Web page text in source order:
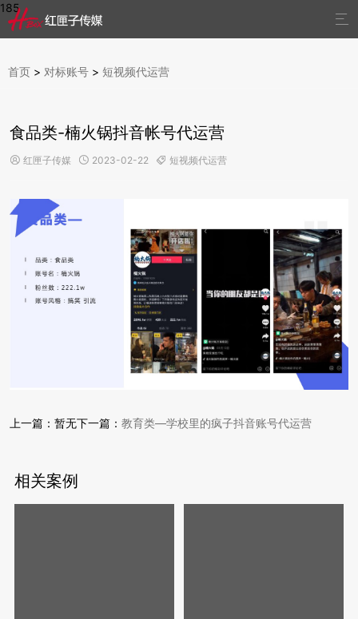
185

首页 > 对标账号 > 短视频代运营
食品类-楠火锅抖音帐号代运营
 红匣子传媒  2023-02-22  短视频代运营
上一篇：暂无下一篇： 教育类—学校里的疯子抖音账号代运营
相关案例